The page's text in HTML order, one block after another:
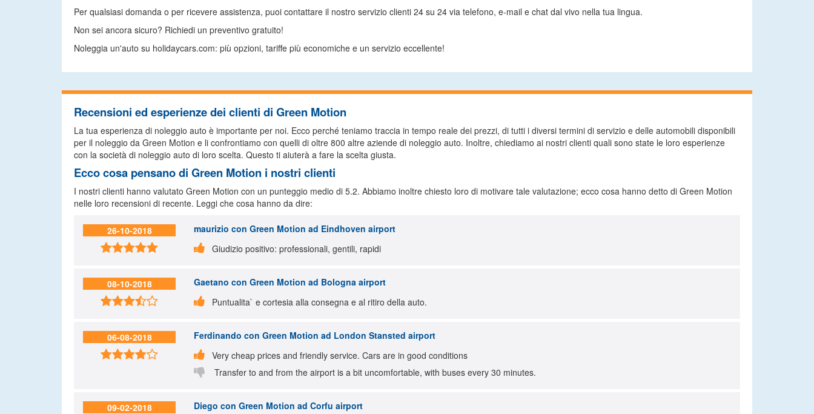
Per qualsiasi domanda o per ricevere assistenza, puoi contattare il nostro servizio clienti 24 su 24 via telefono, e-mail e chat dal vivo nella tua lingua.
Non sei ancora sicuro? Richiedi un preventivo gratuito!
Noleggia un'auto su holidaycars.com: più opzioni, tariffe più economiche e un servizio eccellente!
Recensioni ed esperienze dei clienti di Green Motion
La tua esperienza di noleggio auto è importante per noi. Ecco perché teniamo traccia in tempo reale dei prezzi, di tutti i diversi termini di servizio e delle automobili disponibili
per il noleggio da Green Motion e li confrontiamo con quelli di oltre 800 altre aziende di noleggio auto. Inoltre, chiediamo ai nostri clienti quali sono state le loro esperienze
con la società di noleggio auto di loro scelta. Questo ti aiuterà a fare la scelta giusta.
Ecco cosa pensano di Green Motion i nostri clienti
I nostri clienti hanno valutato Green Motion con un punteggio medio di 5.2. Abbiamo inoltre chiesto loro di motivare tale valutazione; ecco cosa hanno detto di Green Motion
nelle loro recensioni di recente. Leggi che cosa hanno da dire:
26-10-2018

maurizio con Green Motion ad Eindhoven airport

Giudizio positivo: professionali, gentili, rapidi
08-10-2018

Gaetano con Green Motion ad Bologna airport

Puntualita` e cortesia alla consegna e al ritiro della auto.
06-08-2018

Ferdinando con Green Motion ad London Stansted airport

Very cheap prices and friendly service. Cars are in good conditions

Transfer to and from the airport is a bit uncomfortable, with buses every 30 minutes.
09-02-2018
Diego con Green Motion ad Corfu airport